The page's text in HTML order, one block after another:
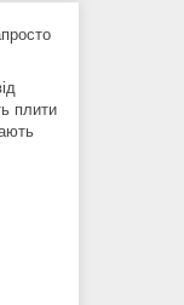
плити